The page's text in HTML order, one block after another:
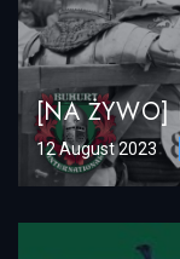
12 August 2023